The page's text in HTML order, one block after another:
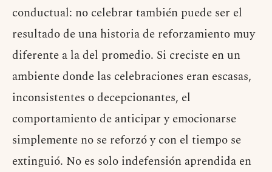
conductual: no celebrar también puede ser el
resultado de una historia de reforzamiento muy
diferente a la del promedio. Si creciste en un
ambiente donde las celebraciones eran escasas,
inconsistentes o decepcionantes, el
comportamiento de anticipar y emocionarse
simplemente no se reforzó y con el tiempo se
extinguió. No es solo indefensión aprendida en